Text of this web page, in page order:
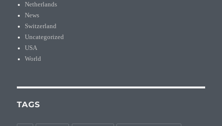
Netherlands
News
Switzerland
Uncategorized
USA
World
TAGS